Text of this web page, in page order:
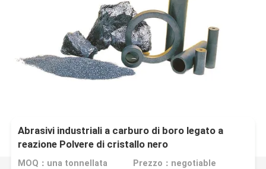
Abrasivi industriali a carburo di boro legato a
reazione Polvere di cristallo nero
MOQ：una tonnellata Prezzo：negotiable